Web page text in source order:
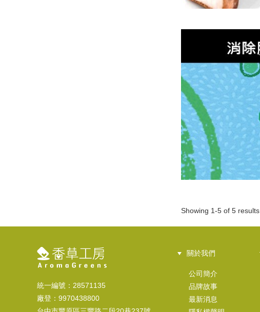
Showing 1-5 of 5 results
統一編號：28571135
廠登：9970438800
關於我們
公司簡介
品牌故事
最新消息